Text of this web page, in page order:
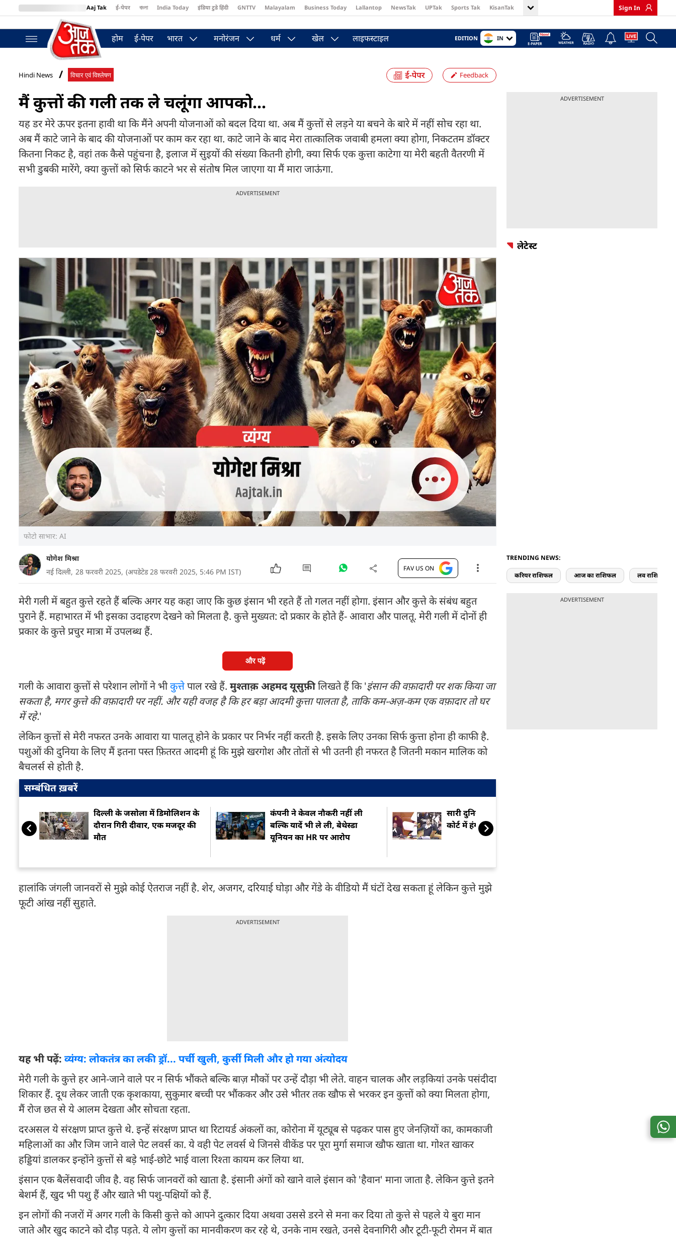
Aaj Tak ई-पेपर বাংলা India Today इंडिया टुडे हिंदी GNTTV Malayalam Business Today Lallantop NewsTak UPTak Sports Tak KisanTak
BT Bazaar
Sign In
होम ई-पेपर भारत मनोरंजन धर्म खेल लाइफस्टाइल EDITION IN
Hindi News विचार एवं विश्लेषण Feedback
मैं कुत्तों की गली तक ले चलूंगा आपको...
यह डर मेरे ऊपर इतना हावी था कि मैंने अपनी योजनाओं को बदल दिया था. अब मैं कुत्तों से लड़ने या बचने के बारे में नहीं सोच रहा था.
अब मैं काटे जाने के बाद की योजनाओं पर काम कर रहा था. काटे जाने के बाद मेरा तात्कालिक जवाबी हमला क्या होगा, निकटतम डॉक्टर
कितना निकट है, वहां तक कैसे पहुंचना है, इलाज में सुइयों की संख्या कितनी होगी, क्या सिर्फ एक कुत्ता काटेगा या मेरी बहती वैतरणी में
सभी डुबकी मारेंगे, क्या कुत्तों को सिर्फ काटने भर से संतोष मिल जाएगा या मैं मारा जाऊंगा.
ADVERTISEMENT
फोटो साभार: AI
योगेश मिश्रा
नई दिल्ली, 28 फरवरी 2025, (अपडेटेड 28 फरवरी 2025, 5:46 PM IST) FAV US ON
मेरी गली में बहुत कुत्ते रहते हैं बल्कि अगर यह कहा जाए कि कुछ इंसान भी रहते हैं तो गलत नहीं होगा. इंसान और कुत्ते के संबंध बहुत
पुराने हैं. महाभारत में भी इसका उदाहरण देखने को मिलता है. कुत्ते मुख्यत: दो प्रकार के होते हैं- आवारा और पालतू. मेरी गली में दोनों ही
प्रकार के कुत्ते प्रचुर मात्रा में उपलब्ध हैं.
और पढ़ें
गली के आवारा कुत्तों से परेशान लोगों ने भीकुत्तेपाल रखे हैं. मुश्ताक़ अहमद यूसुफ़ीलिखते हैं कि 'इंसान की वफ़ादारी पर शक किया जा
सकता है, मगर कुत्ते की वफ़ादारी पर नहीं. और यही वजह है कि हर बड़ा आदमी कुत्ता पालता है, ताकि कम-अज़-कम एक वफ़ादार तो घर
में रहे.'
लेकिन कुत्तों से मेरी नफरत उनके आवारा या पालतू होने के प्रकार पर निर्भर नहीं करती है. इसके लिए उनका सिर्फ कुत्ता होना ही काफी है.
पशुओं की दुनिया के लिए मैं इतना पस्त फ़ितरत आदमी हूं कि मुझे खरगोश और तोतों से भी उतनी ही नफरत है जितनी मकान मालिक को
बैचलर्स से होती है.
सम्बंधित ख़बरें
दिल्ली के जसोला में डिमोलिशन के
दौरान गिरी दीवार, एक मजदूर की
मौत
कंपनी ने केवल नौकरी नहीं ली
बल्कि यादें भी ले ली, बेथेस्डा
यूनियन का HR पर आरोप
सारी दुनिया ही मेरे खिलाफ! सुप्रीम
कोर्ट में हंगामा करने वाले की कहानी
हालांकि जंगली जानवरों से मुझे कोई ऐतराज नहीं है. शेर, अजगर, दरियाई घोड़ा और गेंडे के वीडियो मैं घंटों देख सकता हूं लेकिन कुत्ते मुझे
फूटी आंख नहीं सुहाते.
ADVERTISEMENT
यह भी पढ़ें:व्यंग्य: लोकतंत्र का लकी ड्रॉ... पर्ची खुली, कुर्सी मिली और हो गया अंत्योदय
मेरी गली के कुत्ते हर आने-जाने वाले पर न सिर्फ भौंकते बल्कि बाज़ मौकों पर उन्हें दौड़ा भी लेते. वाहन चालक और लड़कियां उनके पसंदीदा
शिकार हैं. दूध लेकर जाती एक कृशकाया, सुकुमार बच्ची पर भौंककर और उसे भीतर तक खौफ से भरकर इन कुत्तों को क्या मिलता होगा,
मैं रोज छत से ये आलम देखता और सोचता रहता.
दरअसल ये संरक्षण प्राप्त कुत्ते थे. इन्हें संरक्षण प्राप्त था रिटायर्ड अंकलों का, कोरोना में यूट्यूब से पढ़कर पास हुए जेनज़ियों का, कामकाजी
महिलाओं का और जिम जाने वाले पेट लवर्स का. ये वही पेट लवर्स थे जिनसे वीकेंड पर पूरा मुर्गा समाज खौफ खाता था. गोश्त खाकर
हड्डियां डालकर इन्होंने कुत्तों से बड़े भाई-छोटे भाई वाला रिश्ता कायम कर लिया था.
इंसान एक बैलेंसवादी जीव है. वह सिर्फ जानवरों को खाता है. इंसानी अंगों को खाने वाले इंसान को 'हैवान' माना जाता है. लेकिन कुत्ते इतने
बेशर्म हैं, खुद भी पशु हैं और खाते भी पशु-पक्षियों को हैं.
इन लोगों की नजरों में अगर गली के किसी कुत्ते को आपने दुत्कार दिया अथवा उससे डरने से मना कर दिया तो कुत्ते से पहले ये बुरा मान
जाते और खुद काटने को दौड़ पड़ते. ये लोग कुत्तों का मानवीकरण कर रहे थे, उनके नाम रखते, उनसे देवनागिरी और टूटी-फूटी रोमन में बात
ADVERTISEMENT
लेटेस्ट
TRENDING NEWS:
करियर राशिफल आज का राशिफल लव राशिफल
ADVERTISEMENT